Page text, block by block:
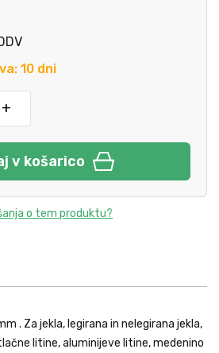
10 dni
+
v košarico
o tem produktu?
. Za jekla, legirana in nelegirana jekla,
litine, aluminijeve litine, medenino
in žage
orodje
orodje